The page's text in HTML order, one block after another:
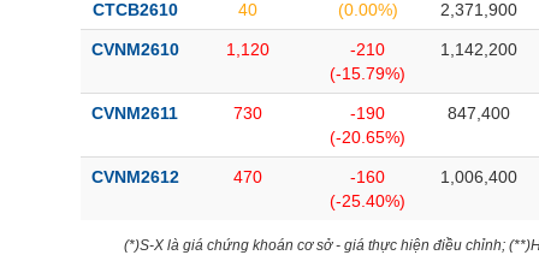
CTCB2610 40 (0.00%) 2,371,900
CVNM2610 1,120
-210
(-15.79%)
1,142,200
CVNM2611 730
-190
(-20.65%)
847,400
CVNM2612 470
-160
(-25.40%)
1,006,400
(*)S-X là giá chứng khoán cơ sở - giá thực hiện điều chỉnh;